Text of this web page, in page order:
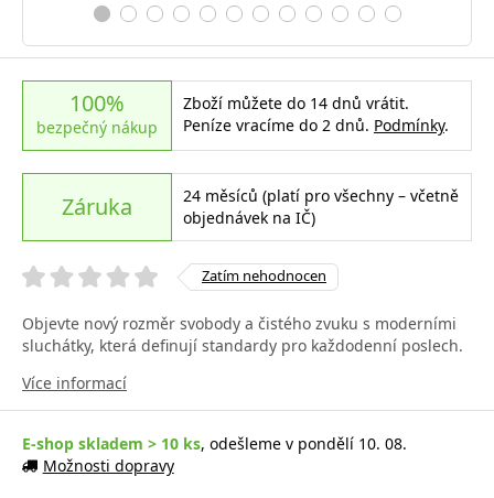
100%
bezpečný nákup
Zboží můžete do 14 dnů vrátit.
Peníze vracíme do 2 dnů. Podmínky.
Záruka
24 měsíců (platí pro všechny – včetně
objednávek na IČ)
Zatím nehodnocen
Objevte nový rozměr svobody a čistého zvuku s moderními
sluchátky, která definují standardy pro každodenní poslech.
Více informací
E-shop skladem > 10 ks, odešleme v pondělí 10. 08.
Možnosti dopravy